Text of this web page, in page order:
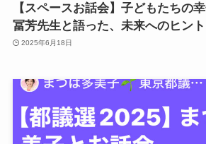
【スペースお話会】子どもたちの
冨芳先生と語った、未来へのヒント
2025年6月18日